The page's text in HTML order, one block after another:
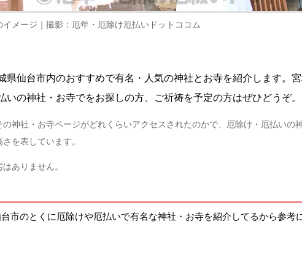
メージ｜撮影：厄年・厄除け厄払いドットココム
県仙台市内のおすすめで有名・人気の神社とお寺を紹介します。
いの神社・お寺でをお探しの方、ご祈祷を予定の方はぜひどうぞ。
神社・お寺ページがどれくらいアクセスされたのかで、厄除け・厄払いの
を表しています。
ありません。
市のとくに厄除けや厄払いで有名な神社・お寺を紹介 してるから参考